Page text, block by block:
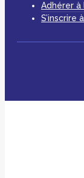
Adhérer à
S’inscrire